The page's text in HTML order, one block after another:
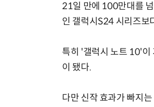
21일 만에 100만대를
인 갤럭시S24 시리즈보
특히 '갤럭시 노트 10'이
이 됐다.
다만 신작 효과가 빠지